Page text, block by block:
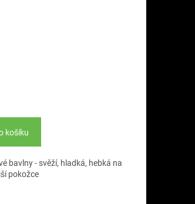
košíku
bavlny - svěží, hladká, hebká na
pokožce